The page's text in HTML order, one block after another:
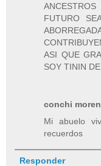
FUTURO
ASI QUE
SOY TININ
conchi
Mi abuelo
recuerdos
Responder